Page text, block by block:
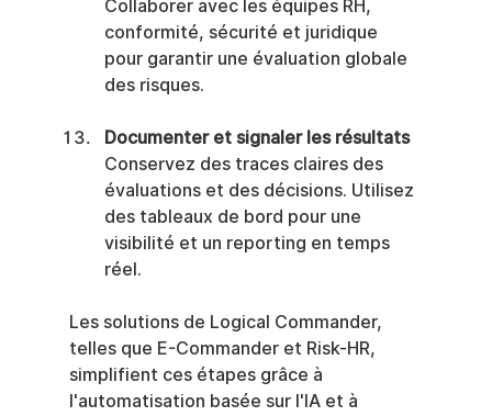
Collaborer avec les équipes RH,
conformité, sécurité et juridique
pour garantir une évaluation globale
des risques.
Documenter et signaler les résultats
Conservez des traces claires des
évaluations et des décisions. Utilisez
des tableaux de bord pour une
visibilité et un reporting en temps
réel.
Les solutions de Logical Commander,
telles que E-Commander et Risk-HR,
simplifient ces étapes grâce à
l'automatisation basée sur l'IA et à